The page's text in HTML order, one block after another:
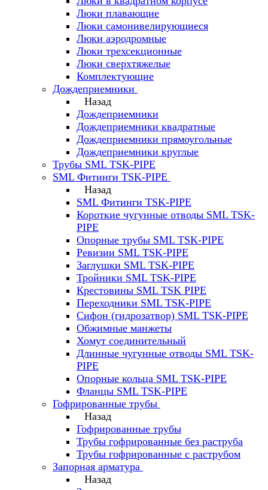
Люки плавающие
Люки самонивелирующиеся
Люки аэродромные
Люки трехсекционные
Люки сверхтяжелые
Комплектующие
Дождеприемники
Назад
Дождеприемники
Дождеприемники квадратные
Дождеприемники прямоугольные
Дождеприемники круглые
Трубы SML TSK-PIPE
SML Фитинги TSK-PIPE
Назад
SML Фитинги TSK-PIPE
Короткие чугунные отводы SML TSK-
PIPE
Опорные трубы SML TSK-PIPE
Ревизии SML TSK-PIPE
Заглушки SML TSK-PIPE
Тройники SML TSK-PIPE
Крестовины SML TSK PIPE
Переходники SML TSK-PIPE
Сифон (гидрозатвор) SML TSK-PIPE
Обжимные манжеты
Хомут соединительный
Длинные чугунные отводы SML TSK-
PIPE
Опорные кольца SML TSK-PIPE
Фланцы SML TSK-PIPE
Гофрированные трубы
Назад
Гофрированные трубы
Трубы гофрированные без раструба
Трубы гофрированные с раструбом
Запорная арматура
Назад